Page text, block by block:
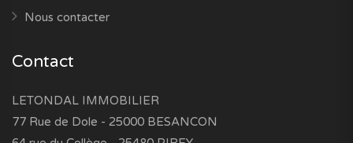
Nous contacter
Contact
LETONDAL IMMOBILIER
77 Rue de Dole - 25000 BESANCON